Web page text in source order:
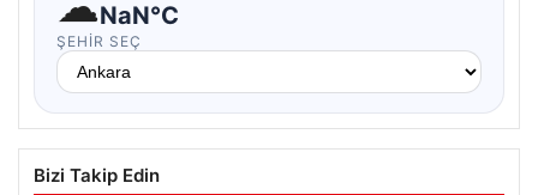
NaN°C
ŞEHIR SEÇ
Bizi Takip Edin